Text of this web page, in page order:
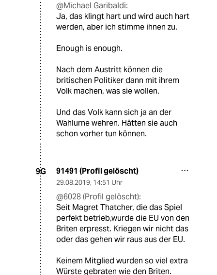
@Michael Garibaldi:
Ja, das klingt hart und wird auch hart
werden, aber ich stimme ihnen zu.
Enough is enough.
Nach dem Austritt können die
britischen Politiker dann mit ihrem
Volk machen, was sie wollen.
Und das Volk kann sich ja an der
Wahlurne wehren. Hätten sie auch
schon vorher tun können.
9G 91491 (Profil gelöscht)
29.08.2019, 14:51 Uhr
@6028 (Profil gelöscht):
Seit Magret Thatcher, die das Spiel
perfekt betrieb,wurde die EU von den
Briten erpresst. Kriegen wir nicht das
oder das gehen wir raus aus der EU.
Keinem Mitglied wurden so viel extra
Würste gebraten wie den Briten.